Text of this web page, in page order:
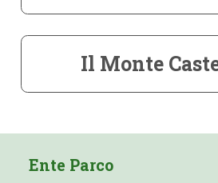
Il Monte
Ente Parco